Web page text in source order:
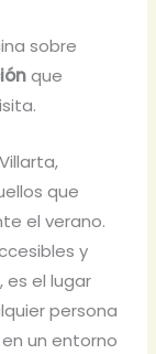
sobre
que
que
el verano.
y
, es el lugar
persona
un entorno